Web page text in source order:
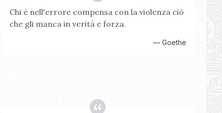
Chi è nell'errore compensa con la violenza ciò
che gli manca in verità e forza.
— Goethe